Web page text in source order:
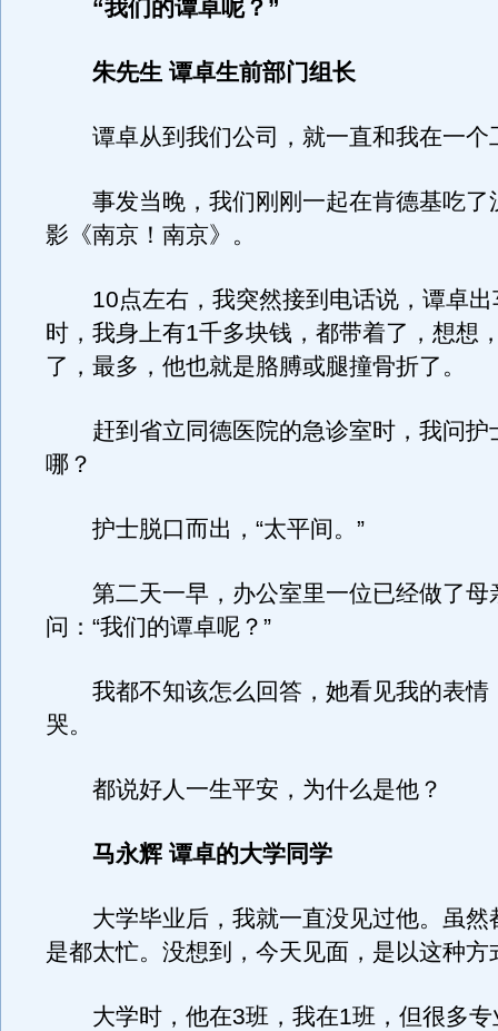
“我们的谭卓呢？”
朱先生 谭卓生前部门组长
谭卓从到我们公司，就一直和我在一个
事发当晚，我们刚刚一起在肯德基吃了
影《南京！南京》。
10点左右，我突然接到电话说，谭卓出
时，我身上有1千多块钱，都带着了，想想
了，最多，他也就是胳膊或腿撞骨折了。
赶到省立同德医院的急诊室时，我问护
哪？
护士脱口而出，“太平间。”
第二天一早，办公室里一位已经做了母
问：“我们的谭卓呢？”
我都不知该怎么回答，她看见我的表情
哭。
都说好人一生平安，为什么是他？
马永辉 谭卓的大学同学
大学毕业后，我就一直没见过他。虽然
是都太忙。没想到，今天见面，是以这种方
大学时，他在3班，我在1班，但很多专